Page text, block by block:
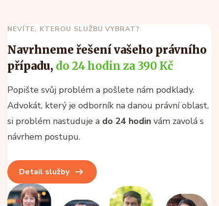
NEVÍTE, KTEROU SLUŽBU VYBRAT?
Navrhneme řešení vašeho právního
případu, do 24 hodin za 390 Kč
Popište svůj problém a pošlete nám podklady.
Advokát, který je odborník na danou právní oblast,
si problém nastuduje a do 24 hodin vám zavolá s
návrhem postupu.
Detail služby